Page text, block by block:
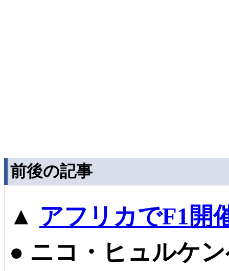
前後の記事
▲ アフリカでF1開
● ニコ・ヒュルケ